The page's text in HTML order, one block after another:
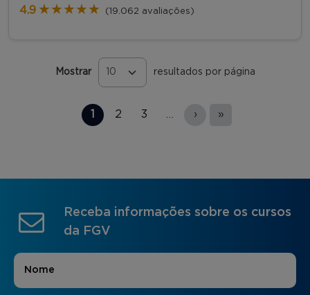
4.9 ★★★★★
★★★★★ (19.062 avaliações)
Mostrar resultados por página
1 2 3 › »
Receba informações sobre os cursos
da FGV
Nome